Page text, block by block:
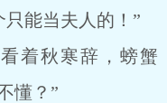
能当夫人的！”
秋寒辞，螃蟹
懂？”